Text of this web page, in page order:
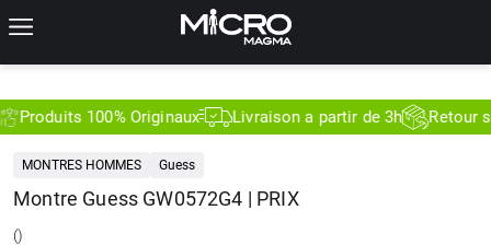
100% Originaux Livraison a partir de 3h Retour
MONTRES HOMMES Guess
Montre Guess GW0572G4 | PRIX
()